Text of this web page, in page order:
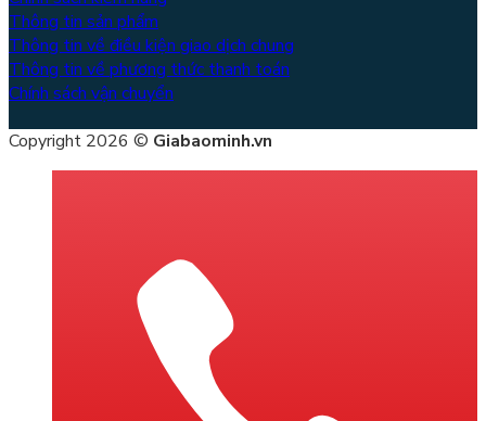
Thông tin sản phẩm
Thông tin về điều kiện giao dịch chung
Thông tin về phương thức thanh toán
Chính sách vận chuyển
Copyright 2026 © Giabaominh.vn